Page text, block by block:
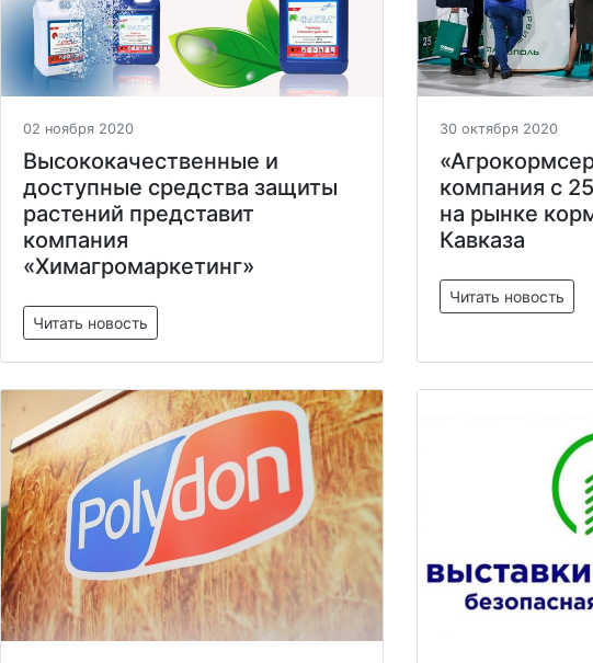
02 ноября 2020
Высококачественные и
доступные средства защиты
растений представит
компания
«Химагромаркетинг»
Читать новость
30 октября 2020
компания с
на рынке
Кавказа
Читать новость